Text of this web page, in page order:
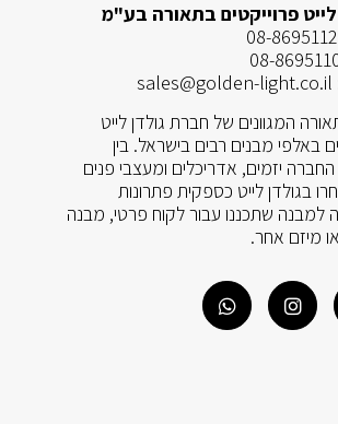
לייט פרוייקטים בתאורה בע"מ
08-8695112
08-
sales@golden-light.co.il
המגוונים של חברת גולדן לייט
באלפי מבנים רבים בישראל. בין
יזמים, אדריכלים ומעצבי פנים
בגולדן לייט כספקית פתרונות
למבנה שתכננו עבור לקוח פרטי, מבנה
או מיזם אחר.